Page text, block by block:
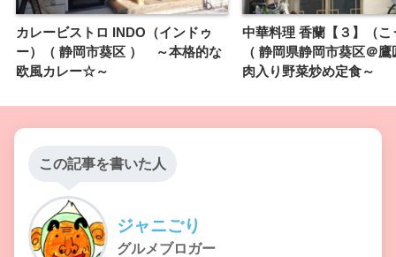
カレービストロ INDO（インドゥ
ー）（ 静岡市葵区 ） ～本格的な
欧風カレー☆～
中華料理 香蘭【３】（こ
（ 静岡県静岡市葵区＠
肉入り野菜炒め定食～
この記事を書いた人
ジャニごり
グルメブロガー